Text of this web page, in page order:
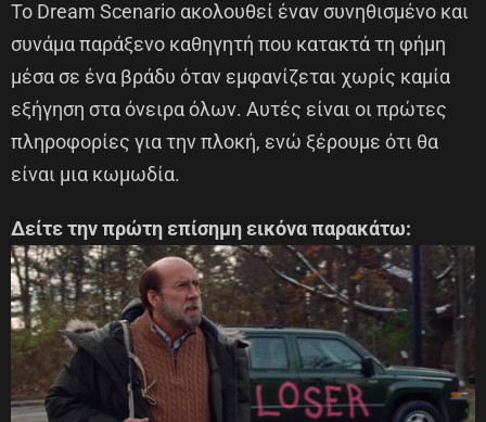
Το Dream Scenario ακολουθεί έναν συνηθισμένο και
συνάμα παράξενο καθηγητή που κατακτά τη φήμη
μέσα σε ένα βράδυ όταν εμφανίζεται χωρίς καμία
εξήγηση στα όνειρα όλων. Αυτές είναι οι πρώτες
πληροφορίες για την πλοκή, ενώ ξέρουμε ότι θα
είναι μια κωμωδία.
Δείτε την πρώτη επίσημη εικόνα παρακάτω: